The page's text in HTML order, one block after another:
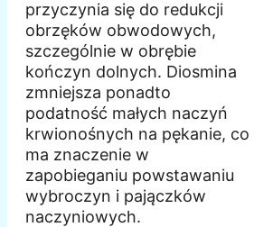
przyczynia się do redukcji
obrzęków obwodowych,
szczególnie w obrębie
kończyn dolnych. Diosmina
zmniejsza ponadto
podatność małych naczyń
krwionośnych na pękanie, co
ma znaczenie w
zapobieganiu powstawaniu
wybroczyn i pajączków
naczyniowych.